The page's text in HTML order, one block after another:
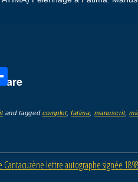
P
ta
er
and tagged complet,fatima manuscrit,
Cantacuzène lettre autographe signée 1898